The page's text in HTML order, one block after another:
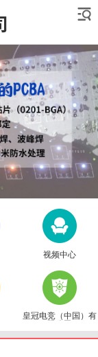
视频中心
皇冠电竞（中国）有
限公司